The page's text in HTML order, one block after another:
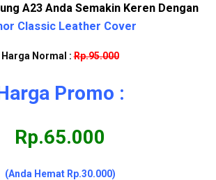
A23 Anda Semakin Keren Dengan
Classic Leather Cover
Harga Normal :Rp.95.000
Promo :
Rp.65.000
(Anda Hemat Rp.30.000)